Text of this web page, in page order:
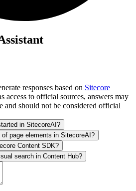
responses based on Sitecore
access to official sources, answers may
and should not be considered official
in SitecoreAI?
page elements in SitecoreAI?
Content SDK?
search in Content Hub?